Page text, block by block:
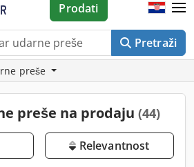
Pretraži
Prodati
preše
preše na prodaju (44)
Relevantnost